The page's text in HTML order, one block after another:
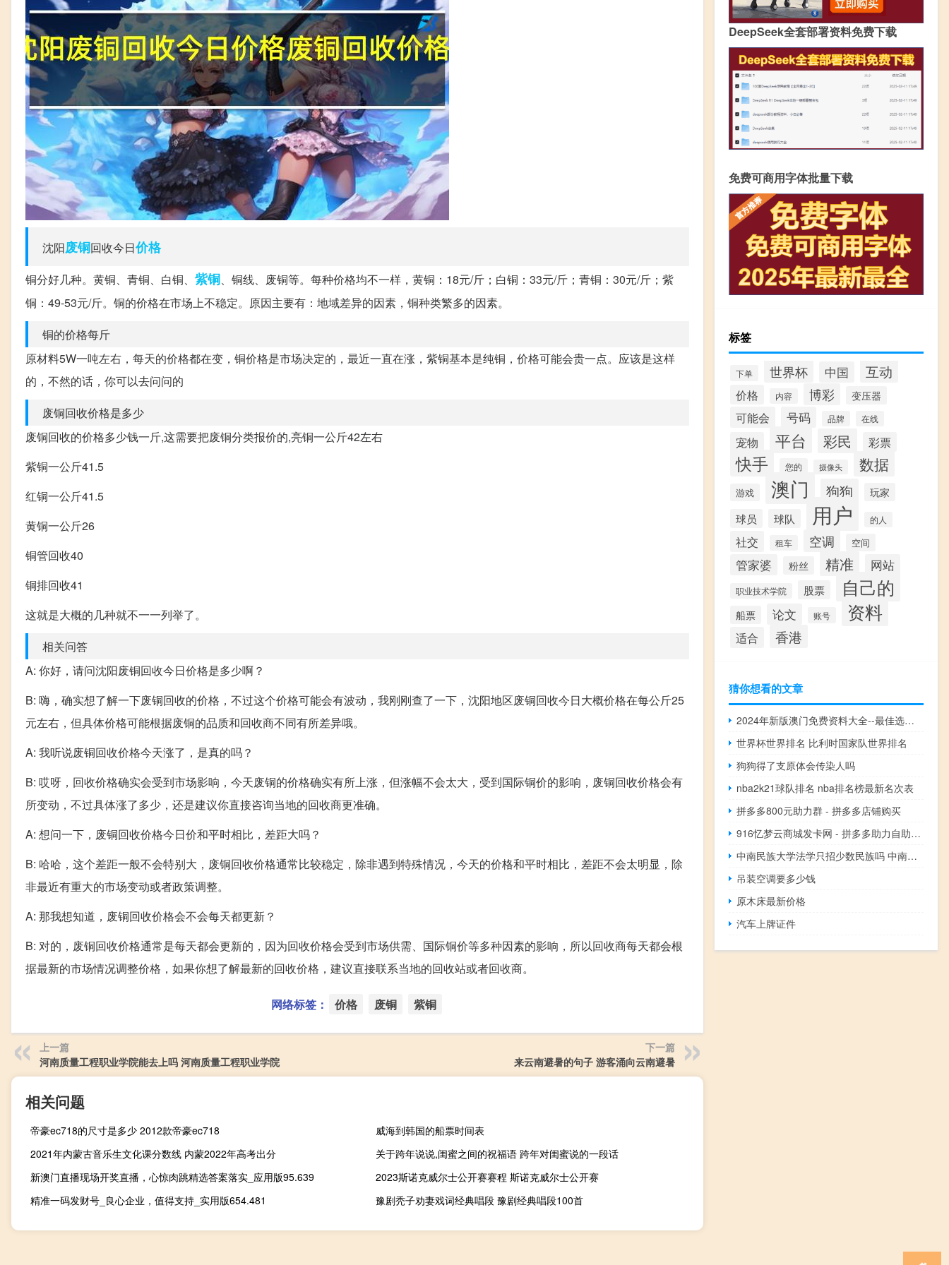
沈阳废铜回收今日价格
铜分好几种。黄铜、青铜、白铜、 紫铜、铜线、废铜等。每种价格均不一样，黄铜：18元/斤；白铜：33元/斤；青铜：30元/斤；紫
铜：49-53元/斤。铜的价格在市场上不稳定。原因主要有：地域差异的因素，铜种类繁多的因素。
铜的价格每斤
原材料5W一吨左右，每天的价格都在变，铜价格是市场决定的，最近一直在涨，紫铜基本是纯铜，价格可能会贵一点。应该是这样
的，不然的话，你可以去问问的
废铜回收价格是多少
废铜回收的价格多少钱一斤,这需要把废铜分类报价的,亮铜一公斤42左右
紫铜一公斤41.5
红铜一公斤41.5
黄铜一公斤26
铜管回收40
铜排回收41
这就是大概的几种就不一一列举了。
相关问答
A: 你好，请问沈阳废铜回收今日价格是多少啊？
B: 嗨，确实想了解一下废铜回收的价格，不过这个价格可能会有波动，我刚刚查了一下，沈阳地区废铜回收今日大概价格在每公斤25
元左右，但具体价格可能根据废铜的品质和回收商不同有所差异哦。
A: 我听说废铜回收价格今天涨了，是真的吗？
B: 哎呀，回收价格确实会受到市场影响，今天废铜的价格确实有所上涨，但涨幅不会太大，受到国际铜价的影响，废铜回收价格会有
所变动，不过具体涨了多少，还是建议你直接咨询当地的回收商更准确。
A: 想问一下，废铜回收价格今日价和平时相比，差距大吗？
B: 哈哈，这个差距一般不会特别大，废铜回收价格通常比较稳定，除非遇到特殊情况，今天的价格和平时相比，差距不会太明显，除
非最近有重大的市场变动或者政策调整。
A: 那我想知道，废铜回收价格会不会每天都更新？
B: 对的，废铜回收价格通常是每天都会更新的，因为回收价格会受到市场供需、国际铜价等多种因素的影响，所以回收商每天都会根
据最新的市场情况调整价格，如果你想了解最新的回收价格，建议直接联系当地的回收站或者回收商。
网络标签： 价格 废铜 紫铜
上一篇
河南质量工程职业学院能去上吗 河南质量工程职业学院
下一篇
来云南避暑的句子 游客涌向云南避暑
相关问题
帝豪ec718的尺寸是多少 2012款帝豪ec718
威海到韩国的船票时间表
2021年内蒙古音乐生文化课分数线 内蒙2022年高考出分
关于跨年说说,闺蜜之间的祝福语 跨年对闺蜜说的一段话
新澳门直播现场开奖直播，心惊肉跳精选答案落实_应用版95.639
2023斯诺克威尔士公开赛赛程 斯诺克威尔士公开赛
精准一码发财号_良心企业，值得支持_实用版654.481
豫剧秃子劝妻戏词经典唱段 豫剧经典唱段100首
DeepSeek全套部署资料免费下载
免费可商用字体批量下载
标签
下单 世界杯 中国 互动
价格 内容 博彩 变压器
可能会 号码 品牌 在线
宠物 平台 彩民 彩票
快手 您的 摄像头 数据
游戏 澳门 狗狗 玩家
球员 球队 用户 的人
社交 租车 空调 空间
管家婆 粉丝 精准 网站
职业技术学院 股票 自己的
船票 论文 账号 资料
适合 香港
猜你想看的文章
2024年新版澳门免费资料大全--最佳选择--安卓版093.972
世界杯世界排名 比利时国家队世界排名
狗狗得了支原体会传染人吗
nba2k21球队排名 nba排名榜最新名次表
拼多多800元助力群 - 拼多多店铺购买
916忆梦云商城发卡网 - 拼多多助力自助网站
中南民族大学法学只招少数民族吗 中南民族大学分数线
吊装空调要多少钱
原木床最新价格
汽车上牌证件